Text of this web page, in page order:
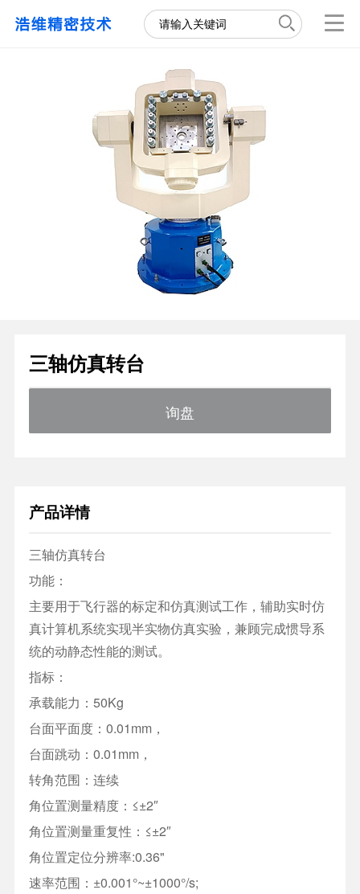
三轴仿真转台
询盘
产品详情
三轴仿真转台
功能：
主要用于飞行器的标定和仿真测试工作，辅助实时仿
真计算机系统实现半实物仿真实验，兼顾完成惯导系
统的动静态性能的测试。
指标：
承载能力：50Kg
台面平面度：0.01mm，
台面跳动：0.01mm，
转角范围：连续
角位置测量精度：≤±2″
角位置测量重复性：≤±2″
角位置定位分辨率:0.36"
速率范围：±0.001°~±1000°/s;